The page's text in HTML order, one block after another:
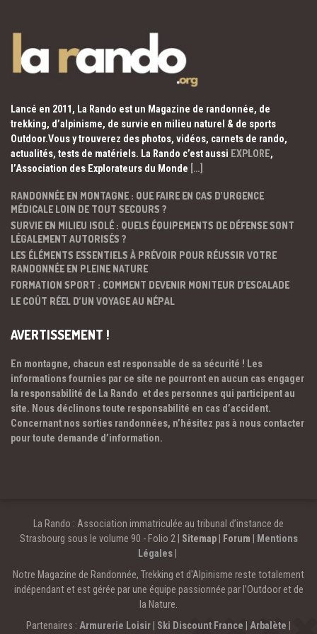
Lancé en 2011, La Rando est un Magazine de randonnée, de
trekking, d’alpinisme, de survie en milieu naturel & de sports
Outdoor.Vous y trouverez des photos, vidéos, carnets de rando,
actualités, tests de matériels. La Rando c’est aussi EXPLORE,
l’Association des Explorateurs du Monde […]
RANDONNÉE EN MONTAGNE : QUE FAIRE EN CAS D’URGENCE
MÉDICALE LOIN DE TOUT SECOURS ?
SURVIE EN MILIEU ISOLÉ : QUELS ÉQUIPEMENTS DE DÉFENSE SONT
LÉGALEMENT AUTORISÉS ?
LES ÉLÉMENTS ESSENTIELS À PRÉVOIR POUR RÉUSSIR VOTRE
RANDONNÉE EN PLEINE NATURE
FORMATION SPORT : COMMENT DEVENIR MONITEUR D’ESCALADE
LE COÛT RÉEL D’UN VOYAGE AU NÉPAL
AVERTISSEMENT !
En montagne, chacun est responsable de sa sécurité ! Les
informations fournies par ce site ne pourront en aucun cas engager
la responsabilité de La Rando et des personnes qui participent au
site. Nous déclinons toute responsabilité en cas d’accident.
Concernant nos sorties randonnées, n’hésitez pas à nous contacter
pour toute demande d’information.
La Rando : Association immatriculée au tribunal d’instance de
Strasbourg sous le volume 90 - Folio 2 | Sitemap| Forum
Mentions
Légales
Notre Magazine de Randonnée, Trekking et d'Alpinisme reste totalement
indépendant et est gérée par une équipe passionnée par l’Outdoor et de
la Nature.
Partenaires : Armurerie Loisir Ski Discount France Arbalète